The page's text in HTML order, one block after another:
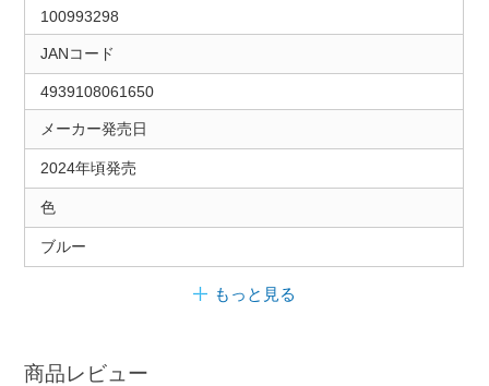
100993298
JANコード
4939108061650
メーカー発売日
2024年頃発売
色
ブルー
もっと見る
商品レビュー